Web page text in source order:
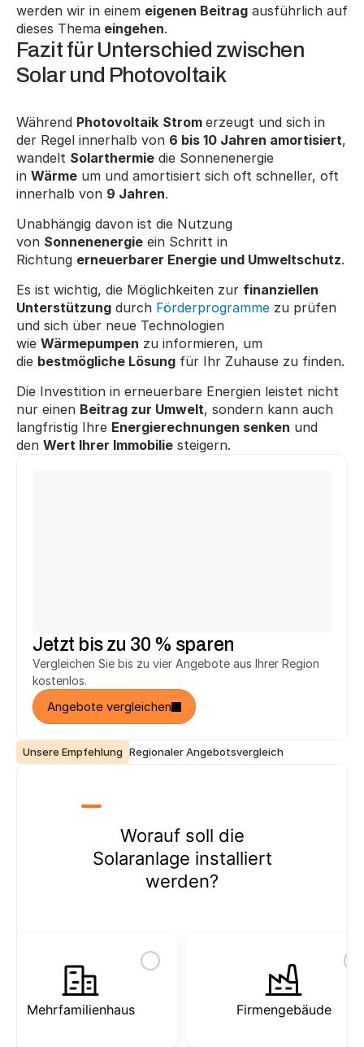
werden wir in einem eigenen Beitrag ausführlich auf
dieses Thema eingehen.
Fazit für Unterschied zwischen
Solar und Photovoltaik
Während Photovoltaik Strom erzeugt und sich in
der Regel innerhalb von 6 bis 10 Jahren amortisiert,
wandelt Solarthermie die Sonnenenergie
in Wärme um und amortisiert sich oft schneller, oft
innerhalb von 9 Jahren.
Unabhängig davon ist die Nutzung
von Sonnenenergie ein Schritt in
Richtung erneuerbarer Energie und Umweltschutz.
Es ist wichtig, die Möglichkeiten zur finanziellen
Unterstützung durch Förderprogramme zu prüfen
und sich über neue Technologien
wie Wärmepumpen zu informieren, um
die bestmögliche Lösung für Ihr Zuhause zu finden.
Die Investition in erneuerbare Energien leistet nicht
nur einen Beitrag zur Umwelt, sondern kann auch
langfristig Ihre Energierechnungen senken und
den Wert Ihrer Immobilie steigern.
Jetzt bis zu 30 % sparen
Vergleichen Sie bis zu vier Angebote aus Ihrer Region
kostenlos.
Angebote vergleichen
Unsere Empfehlung Regionaler Angebotsvergleich
Worauf soll die
Solaranlage installiert
werden?
Mehrfamilienhaus Firmengebäude